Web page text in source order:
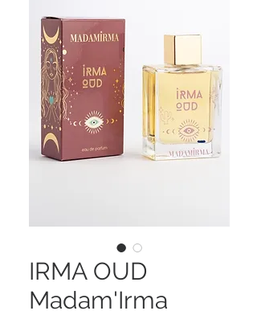
IRMA OUD
Madam'Irma